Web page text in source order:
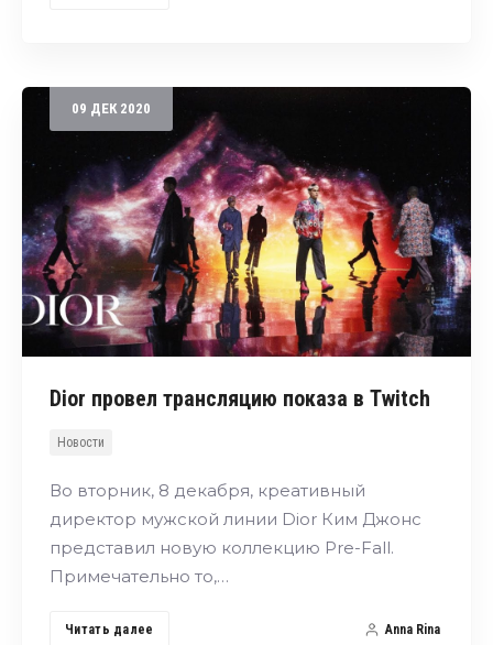
09 ДЕК 2020
Dior провел трансляцию показа в Twitch
Новости
Во вторник, 8 декабря, креативный
директор мужской линии Dior Ким Джонс
представил новую коллекцию Pre-Fall.
Примечательно то,…
Читать далее Anna Rina